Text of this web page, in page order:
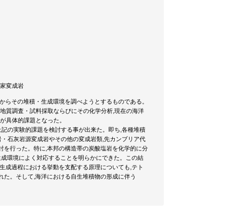
変成岩
その堆積・生成環境を調べようとするものである。
質調査・試料採取ならびにその化学分析,現在の海洋
具体的課題となった。
の実験的課題を検討する事が出来た。即ち,各種堆積
石灰岩源変成岩やその他の変成岩類,先カンブリア代
行った。特に,本邦の構造帯の炭酸塩岩を化学的に分
環境によく対応することを明らかにできた。この結
成過程における挙動を支配する原理についても,テト
。そして,海洋における自生堆積物の形成に伴う